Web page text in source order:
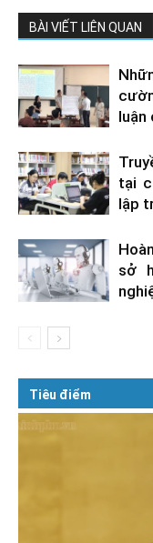
BÀI VIẾT LIÊN QUAN
luận
tại
lập
sở
Tiêu điểm